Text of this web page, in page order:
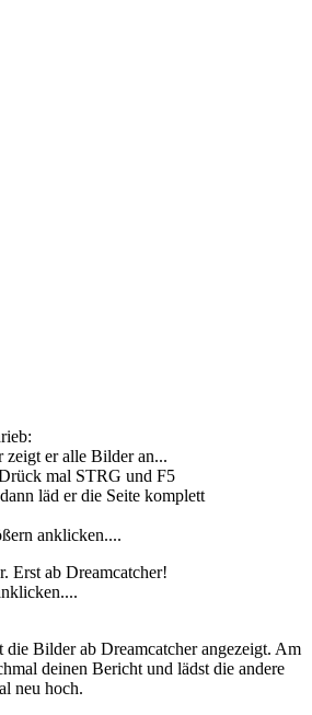
zeigt er alle Bilder an...
mal STRG und F5
läd er die Seite komplett
anklicken....
Erst ab Dreamcatcher!
die Bilder ab Dreamcatcher angezeigt. Am
deinen Bericht und lädst die andere
neu hoch.